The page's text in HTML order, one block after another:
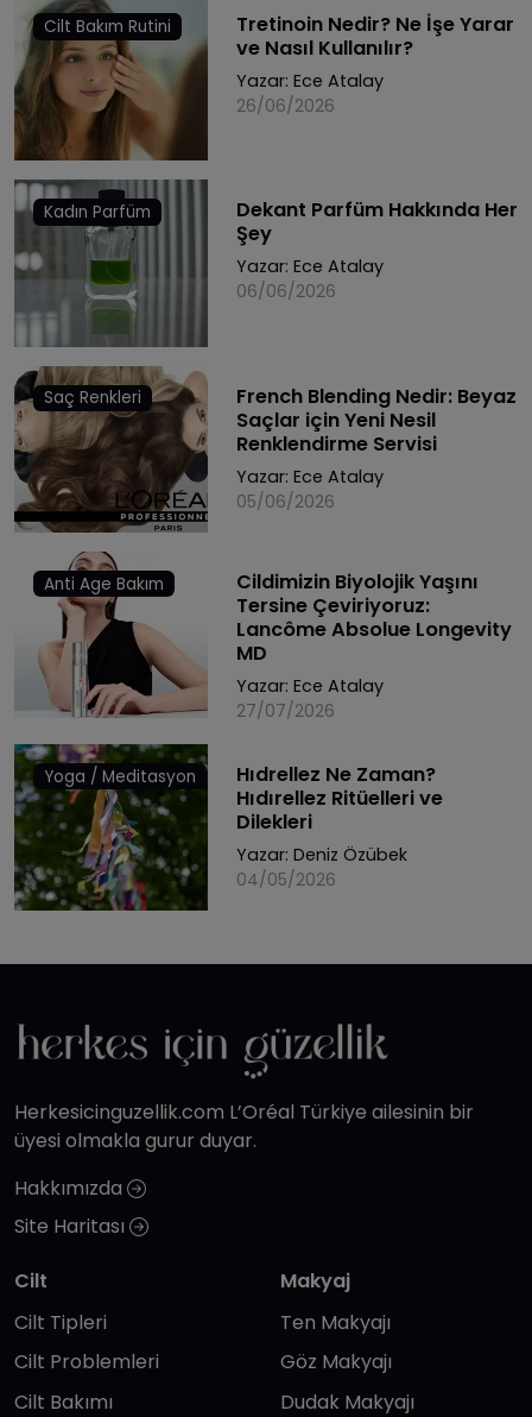
Cilt Bakım Rutini
Tretinoin Nedir? Ne İşe Yarar
ve Nasıl Kullanılır?
Yazar: Ece Atalay
26/06/2026
Kadın Parfüm
Dekant Parfüm Hakkında Her
Şey
Yazar: Ece Atalay
06/06/2026
Saç Renkleri
French Blending Nedir: Beyaz
Saçlar için Yeni Nesil
Renklendirme Servisi
Yazar: Ece Atalay
05/06/2026
Anti Age Bakım
Cildimizin Biyolojik Yaşını
Tersine Çeviriyoruz:
Lancôme Absolue Longevity
MD
Yazar: Ece Atalay
27/07/2026
Yoga / Meditasyon
Hıdrellez Ne Zaman?
Hıdırellez Ritüelleri ve
Dilekleri
Yazar: Deniz Özübek
04/05/2026
Herkesicinguzellik.com L’Oréal Türkiye ailesinin bir
üyesi olmakla gurur duyar.
Hakkımızda
Site Haritası
Cilt
Cilt Tipleri
Cilt Problemleri
Cilt Bakımı
Makyaj
Ten Makyajı
Göz Makyajı
Dudak Makyajı